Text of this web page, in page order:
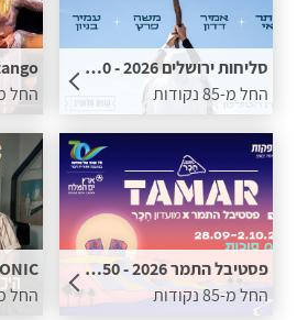
סליחות ירושלים 2026 - 50 ש"ח הנחה לכרטיס בתוספת נקודות
החל מ-85 נקודות
החל מ-100
פסטיבל התמר 2026 - 50 ש"ח הנחה לכרטיס בתוספת נקודות
החל מ-85 נקודות
החל מ-80